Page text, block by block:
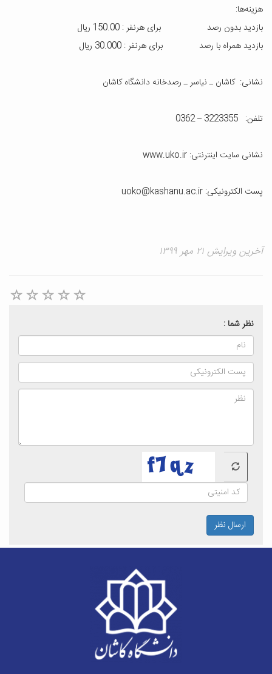
هزینه‌ها:
بازدید بدون رصد برای هرنفر : 150.00 ریال
بازدید همراه با رصد برای هرنفر : 30.000 ریال
نشانی: کاشان ـ نیاسر ـ رصدخانه دانشگاه کاشان
تلفن: 3223355 – 0362
نشانی سایت اینترنتی: www.uko.ir
پست الکترونیکی: uoko@kashanu.ac.ir
آخرین ویرایش ۲۱ مهر ۱۳۹۹
نظر شما :
ارسال نظر